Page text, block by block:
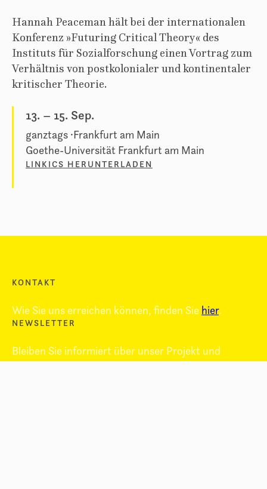
Hannah Peaceman hält bei der internationalen
Konferenz »Futuring Critical Theory« des
Instituts für Sozialforschung einen Vortrag zum
Verhältnis von postkolonialer und kontinentaler
kritischer Theorie.
13. – 15. Sep.
ganztags Frankfurt am Main
Goethe-Universität Frankfurt am Main
LINK ICS HERUNTERLADEN
KONTAKT
Wie Sie uns erreichen können, finden Sie hier.
NEWSLETTER
Bleiben Sie informiert über unser Projekt und